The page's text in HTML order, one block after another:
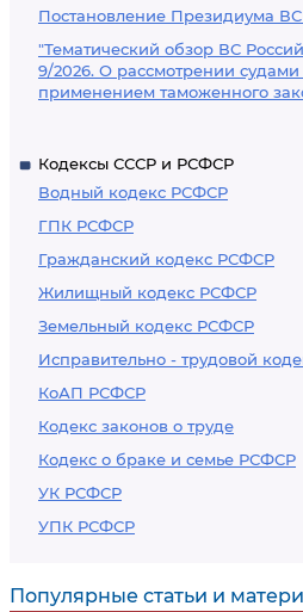
Постановление Президиума ВС
"Тематический обзор ВС
9/2026. О рассмотрении
применением таможенного
Кодексы СССР и РСФСР
Водный кодекс РСФСР
ГПК РСФСР
Гражданский кодекс РСФСР
Жилищный кодекс РСФСР
Земельный кодекс РСФСР
Исправительно - трудовой
КоАП РСФСР
Кодекс законов о труде
Кодекс о браке и семье РСФСР
УК РСФСР
УПК РСФСР
Популярные статьи и